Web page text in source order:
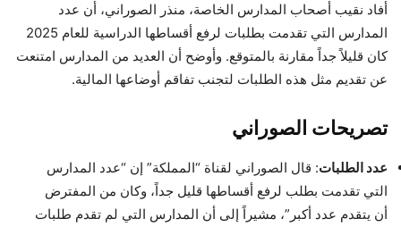
أفاد نقيب أصحاب المدارس الخاصة، منذر الصوراني، أن عدد
المدارس التي تقدمت بطلبات لرفع أقساطها الدراسية للعام 2025
كان قليلاً جداً مقارنة بالمتوقع. وأوضح أن العديد من المدارس امتنعت
عن تقديم مثل هذه الطلبات لتجنب تفاقم أوضاعها المالية.
تصريحات الصوراني
عدد الطلبات: قال الصوراني لقناة “المملكة” إن “عدد المدارس
التي تقدمت بطلب لرفع أقساطها قليل جداً، وكان من المفترض
أن يتقدم عدد أكبر”، مشيراً إلى أن المدارس التي لم تقدم طلبات